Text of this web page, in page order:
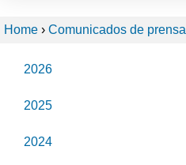
Home › Comunicados de prensa
2026
2025
2024